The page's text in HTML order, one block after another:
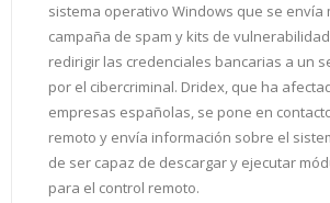
sistema operativo Windows que se envía
campaña de spam y kits de
redirigir las credenciales bancarias a un
por el cibercriminal. Dridex, que ha
empresas españolas, se pone en
remoto y envía información sobre el
de ser capaz de descargar y ejecutar
para el control remoto.